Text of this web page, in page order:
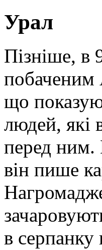
Урал
Пізніше, в
побаченим
що
людей, які
перед ним.
він пише
в серпанку